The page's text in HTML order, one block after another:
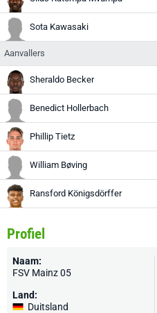
Sota Kawasaki
Aanvallers
Sheraldo Becker
Benedict Hollerbach
Phillip Tietz
William Bøving
Ransford Königsdörffer
Profiel
Naam:
FSV Mainz 05
Land:
Duitsland